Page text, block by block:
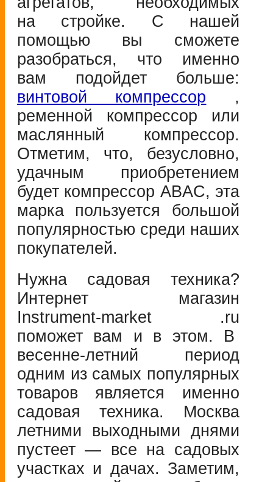
на стройке. С нашей
помощью вы сможете
разобраться, что именно
вам подойдет больше:
винтовой компрессор ,
ременной компрессор или
маслянный компрессор.
Отметим, что, безусловно,
удачным приобретением
будет компрессор ABAC, эта
марка пользуется большой
популярностью среди наших
покупателей.
Нужна садовая техника?
Интернет магазин
Instrument-market .ru
поможет вам и в этом. В
весенне-летний период
одним из самых популярных
товаров является именно
садовая техника. Москва
летними выходными днями
пустеет — все на садовых
участках и дачах. Заметим,